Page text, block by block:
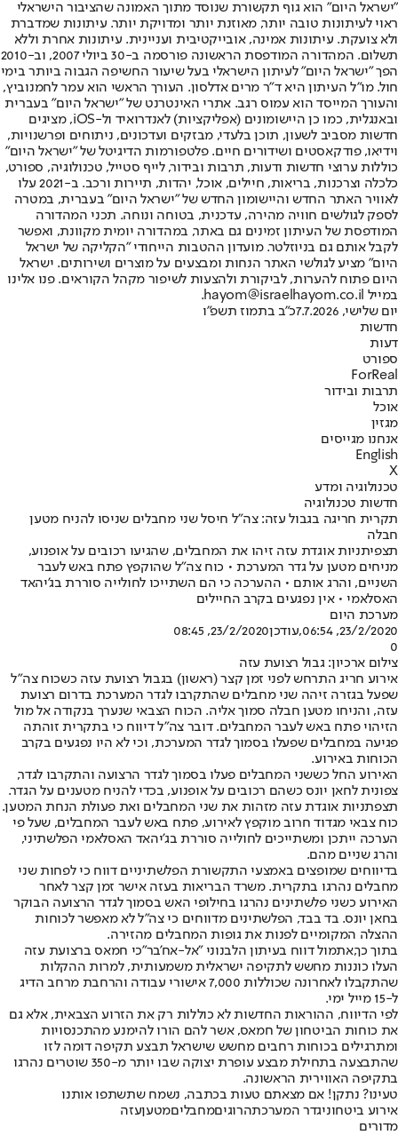
"ישראל היום" הוא גוף תקשורת שנוסד מתוך האמונה שהציבור הישראלי
ראוי לעיתונות טובה יותר, מאוזנת יותר ומדויקת יותר. עיתונות שמדברת
ולא צועקת. עיתונות אמינה, אובייקטיבית ועניינית. עיתונות אחרת וללא
תשלום. המהדורה המודפסת הראשונה פורסמה ב-30 ביולי 2007, וב-2010
הפך "ישראל היום" לעיתון הישראלי בעל שיעור החשיפה הגבוה ביותר בימי
חול. מו"ל העיתון היא ד"ר מרים אדלסון. העורך הראשי הוא עמר לחמנוביץ,
והעורך המייסד הוא עמוס רגב. אתרי האינטרנט של "ישראל היום" בעברית
ובאנגלית, כמו כן היישומונים (אפליקציות) לאנדרואיד ול-iOS, מציגים
חדשות מסביב לשעון, תוכן בלעדי, מבזקים ועדכונים, ניתוחים ופרשנויות,
וידיאו, פודקאסטים ושידורים חיים. פלטפורמות הדיגיטל של "ישראל היום"
כוללות ערוצי חדשות ודעות, תרבות ובידור, לייף סטייל, טכנולוגיה, ספורט,
כלכלה וצרכנות, בריאות, חיילים, אוכל, יהדות, תיירות ורכב. ב-2021 עלו
לאוויר האתר החדש והיישומון החדש של "ישראל היום" בעברית, במטרה
לספק לגולשים חוויה מהירה, עדכנית, בטוחה ונוחה. תכני המהדורה
המודפסת של העיתון זמינים גם באתר, במהדורה יומית מקוונת, ואפשר
לקבל אותם גם בניוזלטר. מועדון ההטבות הייחודי "הקליקה של ישראל
היום" מציע לגולשי האתר הנחות ומבצעים על מוצרים ושירותים. ישראל
היום פתוח להערות, לביקורת ולהצעות לשיפור מקהל הקוראים. פנו אלינו
במייל hayom@israelhayom.co.il.
יום שלישי, 7.7.2026
כ"ב בתמוז תשפ"ו
חדשות
דעות
ספורט
ForReal
תרבות ובידור
אוכל
מגזין
אנחנו מגייסים
English
X
טכנולוגיה ומדע
חדשות טכנולוגיה
תקרית חריגה בגבול עזה: צה"ל חיסל שני מחבלים שניסו להניח מטען
חבלה
תצפיתניות אוגדת עזה זיהו את המחבלים, שהגיעו רכובים על אופנוע,
מניחים מטען על גדר המערכת • כוח צה"ל שהוקפץ פתח באש לעבר
השניים, והרג אותם • ההערכה כי הם השתייכו לחולייה סוררת בג'יהאד
האסלאמי • אין נפגעים בקרב החיילים
מערכת היום
23/2/2020, 06:54
,עודכן23/2/2020, 08:45
0
צילום ארכיון: גבול רצועת עזה
אירוע חריג התרחש לפני זמן קצר (ראשון) בגבול רצועת עזה כשכוח צה״ל
שפעל בגזרה זיהה שני מחבלים שהתקרבו לגדר המערכת בדרום רצועת
עזה, והניחו מטען חבלה סמוך אליה. הכוח הצבאי שנערך בנקודה אל מול
הזיהוי פתח באש לעבר המחבלים. דובר צה"ל דיווח כי בתקרית זוהתה
פגיעה במחבלים שפעלו בסמוך לגדר המערכת, וכי לא היו נפגעים בקרב
הכוחות באירוע.
האירוע החל כששני המחבלים פעלו בסמוך לגדר הרצועה והתקרבו לגדר,
צפונית לחאן יונס כשהם רכובים על אופנוע, בכדי להניח מטענים על הגדר.
תצפתניות אוגדת עזה מזהות את שני המחבלים ואת פעולת הנחת המטען.
כוח צבאי מגדוד חרוב מוקפץ לאירוע, פתח באש לעבר המחבלים, שעל פי
הערכה ייתכן ומשתייכים לחולייה סוררת בג'יהאד האסלאמי הפלשתיני,
והרג שניים מהם.
בדיווחים שמופצים באמצעי התקשורת הפלשתיניים דווח כי לפחות שני
מחבלים נהרגו בתקרית. משרד הבריאות בעזה אישר זמן קצר לאחר
האירוע כשני פלשתינים נהרגו בחילופי האש בסמוך לגדר הרצועה הבוקר
בחאן יונס. בד בבד, הפלשתינים מדווחים כי צה"ל לא מאפשר לכוחות
ההצלה המקומיים לפנות את גופות המחבלים מהזירה.
בתוך כך,אתמול דווח בעיתון הלבנוני "אל-אח'בר"כי חמאס ברצועת עזה
העלו כוננות מחשש לתקיפה ישראלית משמעותית, למרות ההקלות
שהתקבלו לאחרונה שכוללות 7,000 אישורי עבודה והרחבת מרחב הדיג
ל-15 מייל ימי.
לפי הדיווח, ההוראות החדשות לא כוללות רק את הזרוע הצבאית, אלא גם
את כוחות הביטחון של חמאס, אשר להם הורו להימנע מהתכנסויות
ומתרגילים בכוחות רחבים מחשש שישראל תבצע תקיפה דומה לזו
שהתבצעה בתחילת מבצע עופרת יצוקה שבו יותר מ-350 שוטרים נהרגו
בתקיפה האווירית הראשונה.
טעינו? נתקן! אם מצאתם טעות בכתבה, נשמח שתשתפו אותנו
אירוע ביטחוניגדר המערכתהרוגיםמחבליםמטעןעזה
מדורים